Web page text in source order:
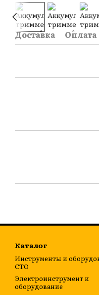
Доставка Оплата
Каталог
Инструменты и
СТО
Электроинструмент и
оборудование